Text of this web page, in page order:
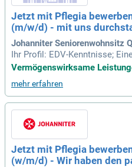
Jetzt mit Pflegia
(m/w/d) - mit uns
Johanniter Seniorenwohnsitz
Ihr Profil: EDV-Kenntnisse;
zum/zur
bildung; Selbstständiges und
n; Teamfähigkeit und
r stationären Altenpflege
Vermögenswirksame
mehr erfahren
Jetzt mit Pflegia
(w/m/d) - Wir haben den